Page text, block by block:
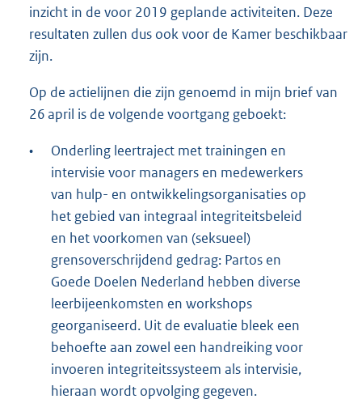
inzicht in de voor 2019 geplande activiteiten. Deze
resultaten zullen dus ook voor de Kamer beschikbaar
zijn.
Op de actielijnen die zijn genoemd in mijn brief van
26 april is de volgende voortgang geboekt:
•
Onderling leertraject met trainingen en
intervisie voor managers en medewerkers
van hulp- en ontwikkelingsorganisaties op
het gebied van integraal integriteitsbeleid
en het voorkomen van (seksueel)
grensoverschrijdend gedrag: Partos en
Goede Doelen Nederland hebben diverse
leerbijeenkomsten en workshops
georganiseerd. Uit de evaluatie bleek een
behoefte aan zowel een handreiking voor
invoeren integriteitssysteem als intervisie,
hieraan wordt opvolging gegeven.